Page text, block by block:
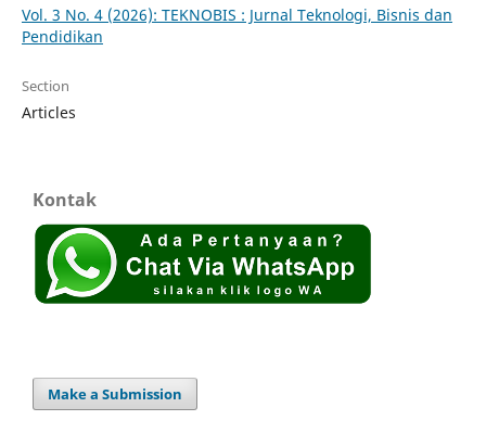
Vol. 3 No. 4 (2026): TEKNOBIS : Jurnal Teknologi, Bisnis dan
Pendidikan
Section
Articles
Kontak
Make a Submission